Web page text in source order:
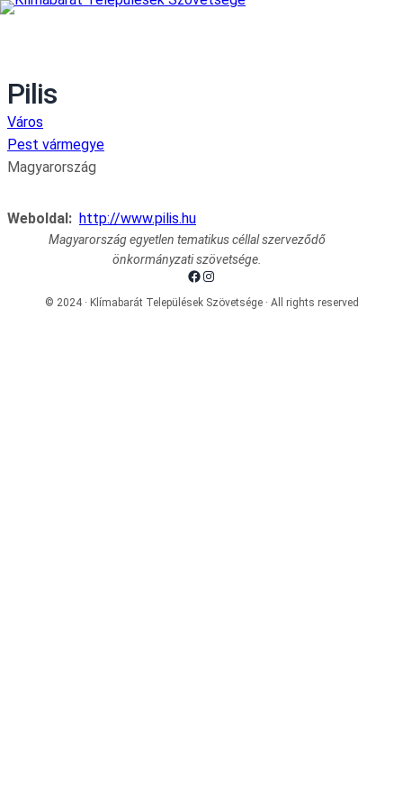
Pilis
Város
Pest vármegye
Magyarország
Weboldal: http://www.pilis.hu
Magyarország egyetlen tematikus céllal szerveződő
önkormányzati szövetsége.
Facebook
Instagram
© 2024 · Klímabarát Települések Szövetsége · All rights reserved